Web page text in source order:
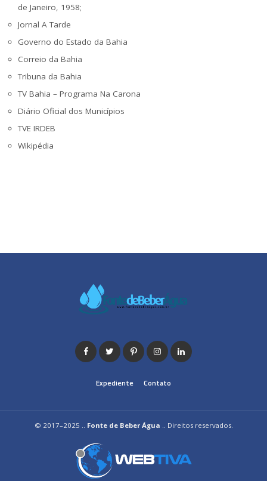
de Janeiro, 1958;
Jornal A Tarde
Governo do Estado da Bahia
Correio da Bahia
Tribuna da Bahia
TV Bahia – Programa Na Carona
Diário Oficial dos Municípios
TVE IRDEB
Wikipédia
Expediente Contato
© 2017–2025 .. Fonte de Beber Água .. Direitos reservados.